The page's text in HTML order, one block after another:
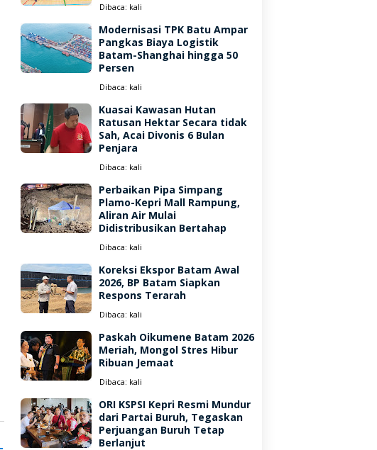
Dibaca: kali
Modernisasi TPK Batu Ampar
Pangkas Biaya Logistik
Batam-Shanghai hingga 50
Persen
Dibaca: kali
Kuasai Kawasan Hutan
Ratusan Hektar Secara tidak
Sah, Acai Divonis 6 Bulan
Penjara
Dibaca: kali
Perbaikan Pipa Simpang
Plamo-Kepri Mall Rampung,
Aliran Air Mulai
Didistribusikan Bertahap
Dibaca: kali
Koreksi Ekspor Batam Awal
2026, BP Batam Siapkan
Respons Terarah
Dibaca: kali
Paskah Oikumene Batam 2026
Meriah, Mongol Stres Hibur
Ribuan Jemaat
Dibaca: kali
ORI KSPSI Kepri Resmi Mundur
dari Partai Buruh, Tegaskan
Perjuangan Buruh Tetap
Berlanjut